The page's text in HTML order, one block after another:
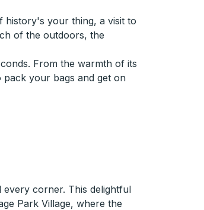
history's your thing, a visit to
of the outdoors, the
From the warmth of its
your bags and get on
corner. This delightful
Park Village, where the